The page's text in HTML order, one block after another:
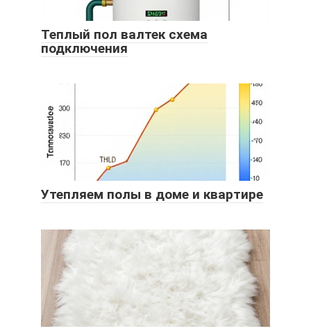
Теплый пол валтек схема
подключения
Утепляем полы в доме и квартире